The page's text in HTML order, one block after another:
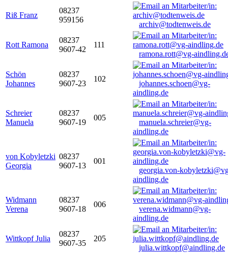
Riß Franz
08237
959156
archiv@todtenweis.de
Rott Ramona
08237
9607-42
111
ramona.rott@vg-
Schön
Johannes
08237
9607-23
102
johannes.schoen@vg-
aindling.de
Schreier
Manuela
08237
9607-19
005
manuela.schreier@vg-
aindling.de
von Kobyletzki
Georgia
08237
9607-13
001
georgia.von-
aindling.de
Widmann
Verena
08237
9607-18
006
verena.widmann@vg-
aindling.de
Wittkopf Julia
08237
9607-35
205
julia.wittkopf@aindling.de